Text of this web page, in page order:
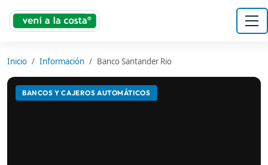
Inicio Información Banco Santander Rio
BANCOS Y CAJEROS AUTOMÁTICOS